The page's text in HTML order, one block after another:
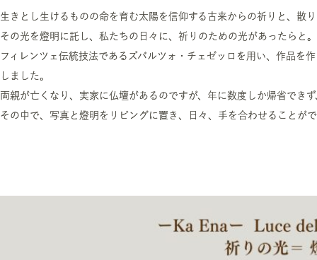
生きとし生けるものの命を育む太陽を信仰する古来からの祈りと、散
その光を燈明に託し、私たちの日々に、祈りのための光があったらと。
フィレンツェ伝統技法であるズバルツォ・チェゼッロを用い、作品
しました。
両親が亡くなり、実家に仏壇があるのですが、年に数度しか帰省でき
その中で、写真と燈明をリビングに置き、日々、手を合わせることが